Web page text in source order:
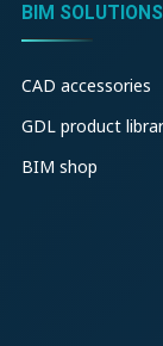
BIM SOLUTIONS
CAD accessories
GDL product
BIM shop